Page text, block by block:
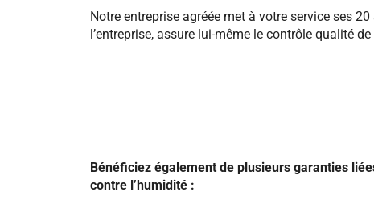
Notre entreprise agréée met à votre service ses
l’entreprise, assure lui-même le contrôle qualité
Bénéficiez également de plusieurs garanties
contre l’humidité :